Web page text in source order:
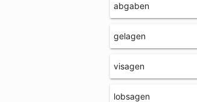
abgaben
gelagen
visagen
lobsagen